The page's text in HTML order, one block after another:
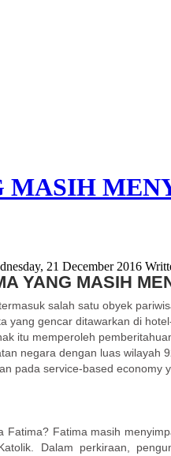
MASIH
21 December 2016
YANG MASIH
salah satu obyek
yang gencar ditawarkan di
itu memperoleh
negara dengan luas wilayah
pada service-based economy
Fatima? Fatima masih
Dalam perkiraan,